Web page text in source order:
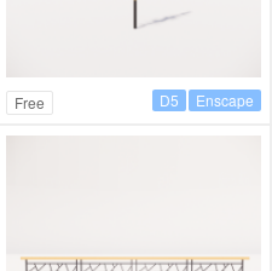
Free Enscape
D5